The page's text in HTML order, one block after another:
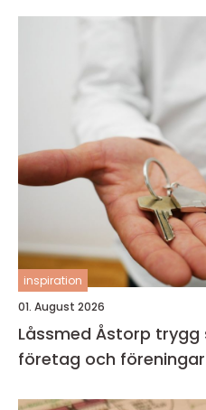
inspiration
01. August 2026
Låssmed Åstorp trygg säkerhet för hem,
företag och föreningar